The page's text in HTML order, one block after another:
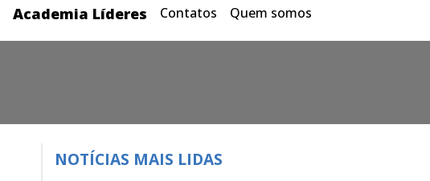
Academia Líderes Contatos Quem somos
NOTÍCIAS MAIS LIDAS